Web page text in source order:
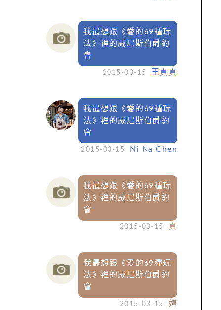
我最想跟《愛的69種玩
法》裡的威尼斯伯爵約
會
2015-03-15 王真真
我最想跟《愛的69種玩
法》裡的威尼斯伯爵約
會
2015-03-15 Ni Na Chen
我最想跟《愛的69種玩
法》裡的威尼斯伯爵約
會
2015-03-15 真
我最想跟《愛的69種玩
法》裡的威尼斯伯爵約
會
2015-03-15 婷